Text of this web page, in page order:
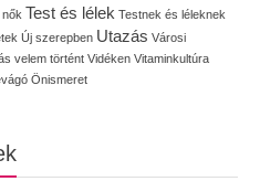
Test és lélek Testnek és léleknek
Új szerepben Utazás Városi
velem történt Vidéken Vitaminkultúra
Önismeret